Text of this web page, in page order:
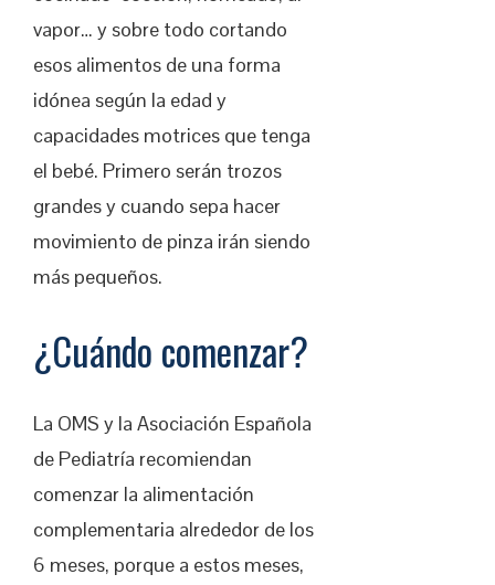
vapor… y sobre todo cortando
esos alimentos de una forma
idónea según la edad y
capacidades motrices que tenga
el bebé. Primero serán trozos
grandes y cuando sepa hacer
movimiento de pinza irán siendo
más pequeños.
¿Cuándo comenzar?
La OMS y la Asociación Española
de Pediatría recomiendan
comenzar la alimentación
complementaria alrededor de los
6 meses, porque a estos meses,